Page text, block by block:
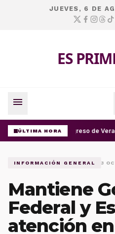
JUEVES, 6 DE
ES
menu
ÚLTIMA HORACongreso de
INFORMACIÓN GENERAL 3
Mantiene
Federal y
atención en